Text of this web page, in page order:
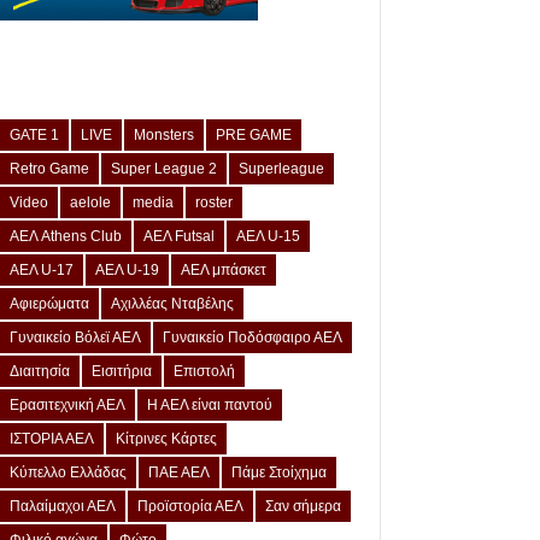
GATE 1 LIVE Monsters
PRE GAME
Retro Game
Super League 2
Superleague
Video
aelole media
roster
ΑΕΛ Athens Club
ΑΕΛ Futsal
ΑΕΛ U-15
ΑΕΛ U-17
ΑΕΛ U-19
ΑΕΛ μπάσκετ
Αφιερώματα
Αχιλλέας Νταβέλης
Γυναικείο Βόλεϊ ΑΕΛ
Γυναικείο Ποδόσφαιρο ΑΕΛ
Διαιτησία
Εισιτήρια
Επιστολή
Ερασιτεχνική ΑΕΛ
Η ΑΕΛ είναι παντού
ΙΣΤΟΡΙΑ ΑΕΛ
Κίτρινες Κάρτες
Κύπελλο Ελλάδας
ΠΑΕ ΑΕΛ
Πάμε Στοίχημα
Παλαίμαχοι ΑΕΛ
Προϊστορία ΑΕΛ
Σαν σήμερα